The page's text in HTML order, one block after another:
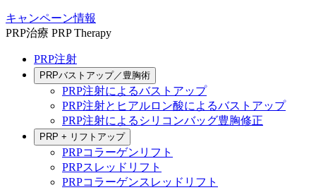
キャンペーン情報
PRP治療 PRP Therapy
PRP注射
PRPバストアップ／豊胸術
PRP注射によるバストアップ
PRP注射とヒアルロン酸によるバストアップ
PRP注射によるシリコンバッグ豊胸修正
PRP + リフトアップ
PRPコラーゲンリフト
PRPスレッドリフト
PRPコラーゲンスレッドリフト